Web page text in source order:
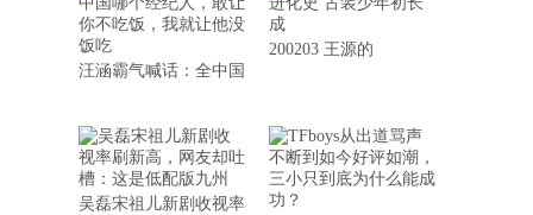
汪涵霸气喊话：全中国
200203 王源的
吴磊宋祖儿新剧收视率